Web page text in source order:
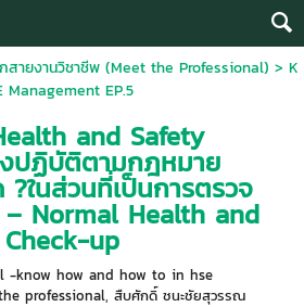
สายงานวิชาชีพ (Meet the Professional) > K
Management EP.5
and Safety
งปฏิบัติตามกฎหมาย
?ในส่วนที่เป็นการตรวจ
Normal Health and
up
-know how and how to in hse
professional, สืบศักดิ์ ชนะชัยสุวรรณ